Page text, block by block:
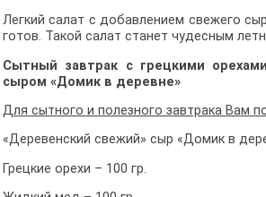
Легкий салат с добавлением свежего
готов. Такой салат станет чудесным
Сытный завтрак с грецкими
сыром «Домик в деревне»
Для сытного и полезного завтрака Вам
«Деревенский свежий» сыр «Домик в
Грецкие орехи – 100 гр.